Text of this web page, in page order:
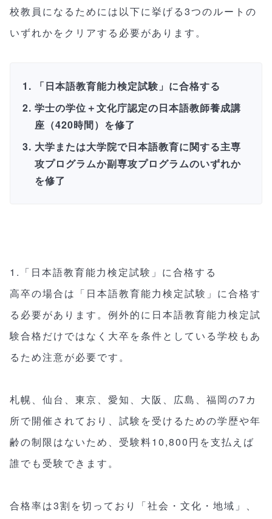
校教員になるためには以下に挙げる3つのルートの
いずれかをクリアする必要があります。
「日本語教育能力検定試験」に合格する
学士の学位＋文化庁認定の日本語教師養成講
座（420時間）を修了
大学または大学院で日本語教育に関する主専
攻プログラムか副専攻プログラムのいずれか
を修了
1.「日本語教育能力検定試験」に合格する
高卒の場合は「日本語教育能力検定試験」に合格す
る必要があります。例外的に日本語教育能力検定試
験合格だけではなく大卒を条件としている学校もあ
るため注意が必要です。
札幌、仙台、東京、愛知、大阪、広島、福岡の7カ
所で開催されており、試験を受けるための学歴や年
齢の制限はないため、受験料10,800円を支払えば
誰でも受験できます。
合格率は3割を切っており「社会・文化・地域」、